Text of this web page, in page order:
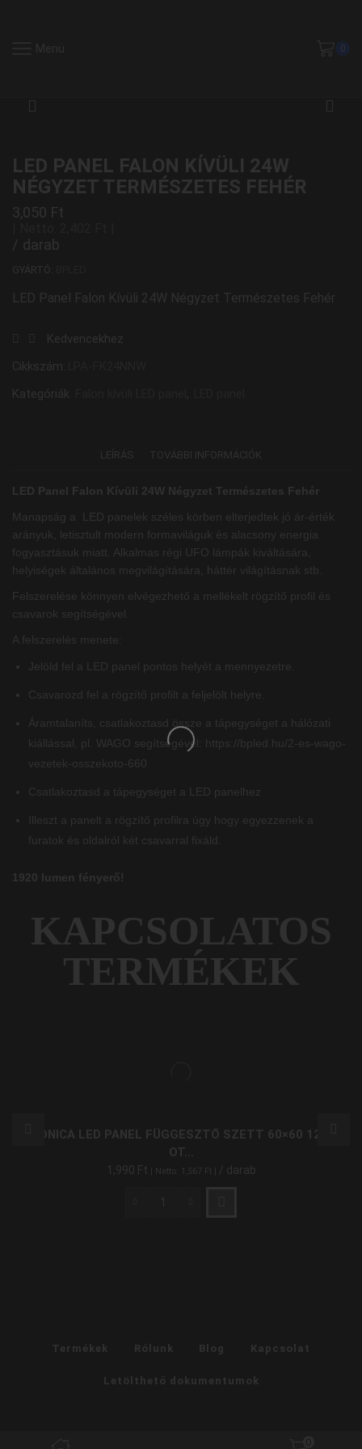
LED PANEL FALON KÍVÜLI 24W
NÉGYZET TERMÉSZETES FEHÉR
3,050 Ft
/ darab
GYÁRTÓ:
LED Panel Falon Kívüli 24W Négyzet Természetes Fehér
Kedvencekhez
Cikkszám:
Kategóriák
,
LEÍRÁS TOVÁBBI INFORMÁCIÓK
LED Panel Falon Kívüli 24W Négyzet Természetes Fehér
Manapság a LED panelek széles körben elterjedtek jó ár-érték
arányuk, letisztult modern formaviláguk és alacsony energia
fogyasztásuk miatt. Alkalmas régi UFO lámpák kiváltására,
helyiségek általános megvilágítására, háttér világításnak stb.
Felszerelése könnyen elvégezhető a mellékelt rögzítő profil és
csavarok segítségével.
A felszerelés menete:
Jelöld fel a LED panel pontos helyét a mennyezetre.
Csavarozd fel a rögzítő profilt a feljelölt helyre.
Áramtalaníts, csatlakoztasd össze a tápegységet a hálózati
kiállással, pl. WAGO segítségével: https://bpled.hu/2-es-wago-
vezetek-osszekoto-660
Csatlakoztasd a tápegységet a LED panelhez
Illeszt a panelt a rögzítő profilra úgy hogy egyezzenek a
furatok és oldalról két csavarral fixáld.
1920 lumen fényerő!
KAPCSOLATOS
TERMÉKEK
OPTONICA LED PANEL FÜGGESZTŐ SZETT 60×60 120×30
OT...
1,990 Ft | Netto: 1,567 Ft / darab
mennyiség
Termékek Rólunk Blog Kapcsolat
Letölthető dokumentumok